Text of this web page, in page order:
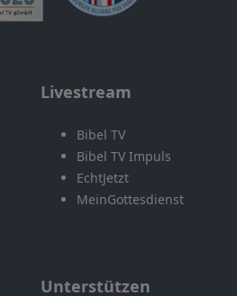
Livestream
Bibel TV
Bibel TV Impuls
EchtJetzt
MeinGottesdienst
Unterstützen